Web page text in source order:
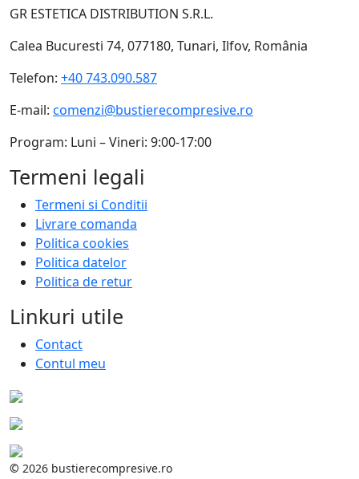
GR ESTETICA DISTRIBUTION S.R.L.
Calea Bucuresti 74, 077180, Tunari, Ilfov, România
Telefon: +40 743.090.587
E-mail: comenzi@bustierecompresive.ro
Program: Luni – Vineri: 9:00-17:00
Termeni legali
Termeni si Conditii
Livrare comanda
Politica cookies
Politica datelor
Politica de retur
Linkuri utile
Contact
Contul meu
© 2026 bustierecompresive.ro